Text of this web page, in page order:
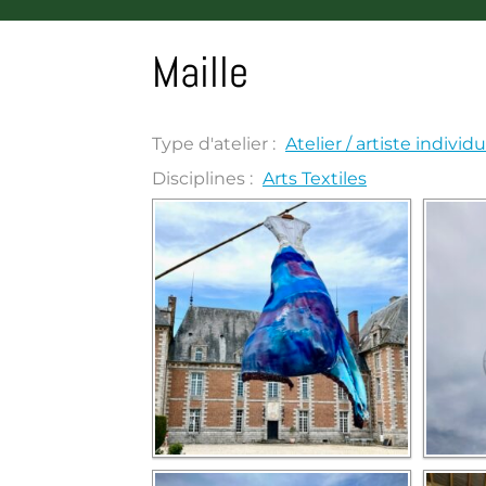
Maille
Type d'atelier : Atelier / artiste
Disciplines : Arts Textiles